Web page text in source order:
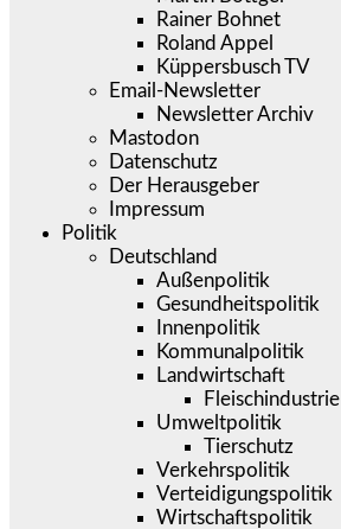
Rainer Bohnet
Roland Appel
Küppersbusch TV
Email-Newsletter
Newsletter Archiv
Mastodon
Datenschutz
Der Herausgeber
Impressum
Politik
Deutschland
Außenpolitik
Gesundheitspolitik
Innenpolitik
Kommunalpolitik
Landwirtschaft
Fleischindustrie
Umweltpolitik
Tierschutz
Verkehrspolitik
Verteidigungspolitik
Wirtschaftspolitik